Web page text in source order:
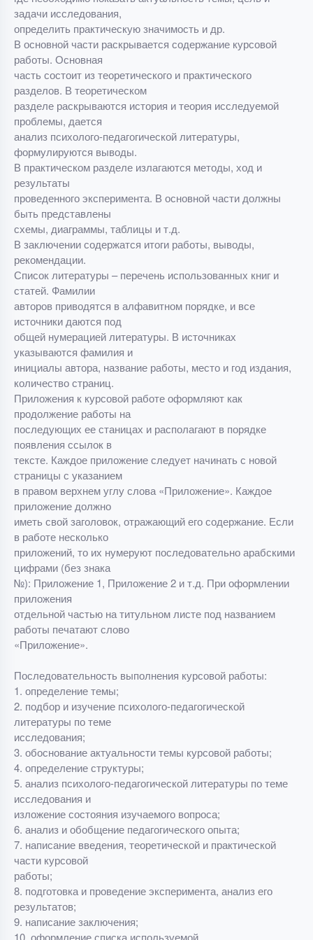
задачи исследования,
определить практическую значимость и др.
В основной части раскрывается содержание курсовой
работы. Основная
часть состоит из теоретического и практического
разделов. В теоретическом
разделе раскрываются история и теория исследуемой
проблемы, дается
анализ психолого-педагогической литературы,
формулируются выводы.
В практическом разделе излагаются методы, ход и
результаты
проведенного эксперимента. В основной части должны
быть представлены
схемы, диаграммы, таблицы и т.д.
В заключении содержатся итоги работы, выводы,
рекомендации.
Список литературы – перечень использованных книг и
статей. Фамилии
авторов приводятся в алфавитном порядке, и все
источники даются под
общей нумерацией литературы. В источниках
указываются фамилия и
инициалы автора, название работы, место и год издания,
количество страниц.
Приложения к курсовой работе оформляют как
продолжение работы на
последующих ее станицах и располагают в порядке
появления ссылок в
тексте. Каждое приложение следует начинать с новой
страницы с указанием
в правом верхнем углу слова «Приложение». Каждое
приложение должно
иметь свой заголовок, отражающий его содержание. Если
в работе несколько
приложений, то их нумеруют последовательно арабскими
цифрами (без знака
№): Приложение 1, Приложение 2 и т.д. При оформлении
приложения
отдельной частью на титульном листе под названием
работы печатают слово
«Приложение».
Последовательность выполнения курсовой работы:
1. определение темы;
2. подбор и изучение психолого-педагогической
литературы по теме
исследования;
3. обоснование актуальности темы курсовой работы;
4. определение структуры;
5. анализ психолого-педагогической литературы по теме
исследования и
изложение состояния изучаемого вопроса;
6. анализ и обобщение педагогического опыта;
7. написание введения, теоретической и практической
части курсовой
работы;
8. подготовка и проведение эксперимента, анализ его
результатов;
9. написание заключения;
10. оформление списка используемой